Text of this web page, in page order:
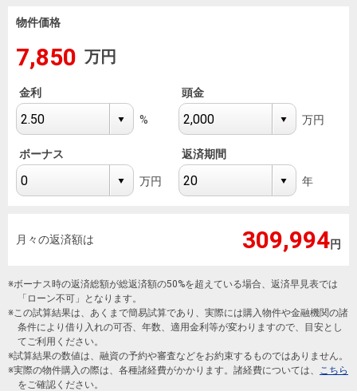
物件価格
7,850 万円
金利
%
頭金
万円
ボーナス
万円
返済期間
年
月々の返済額は 309,994円
※ボーナス時の返済総額が総返済額の50%を超えている場合、返済早見表では
「ローン不可」となります。
※この試算結果は、あくまで簡易試算であり、実際には購入物件や金融機関の諸
条件により借り入れの可否、年数、適用金利等が変わりますので、目安とし
てご利用ください。
※試算結果の数値は、融資の予約や審査などをお約束するものではありません。
※実際の物件購入の際は、各種諸経費がかかります。諸経費については、 こちら
をご確認ください。